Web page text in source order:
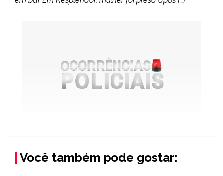
Você também pode gostar: